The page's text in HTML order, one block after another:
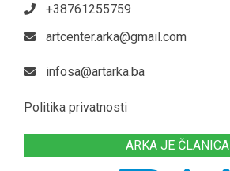
+38761255759
artcenter.arka@gmail.com
infosa@artarka.ba
Politika privatnosti
ARKA JE ČLANICA